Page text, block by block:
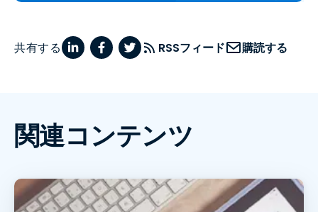
共有する RSSフィード 購読する
関連コンテンツ